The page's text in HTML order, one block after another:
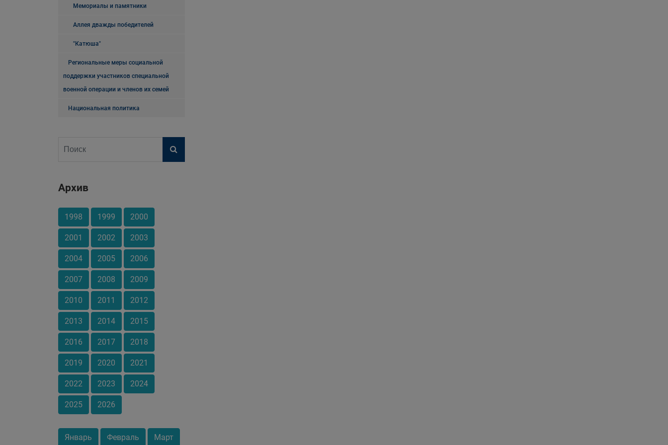
Мемориалы и памятники
Аллея дважды победителей
"Катюша"
Региональные меры социальной
поддержки участников специальной
военной операции и членов их семей
Национальная политика
Архив
1998 1999 2000
2001 2002 2003
2004 2005 2006
2007 2008 2009
2010 2011 2012
2013 2014 2015
2016 2017 2018
2019 2020 2021
2022 2023 2024
2025 2026
Январь Февраль Март